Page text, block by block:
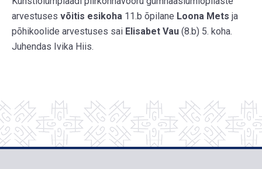
arvestuses võitis esikoha 11.b õpilane Loona Mets ja
põhikoolide arvestuses sai Elisabet Vau (8.b) 5. koha.
Juhendas Ivika Hiis.